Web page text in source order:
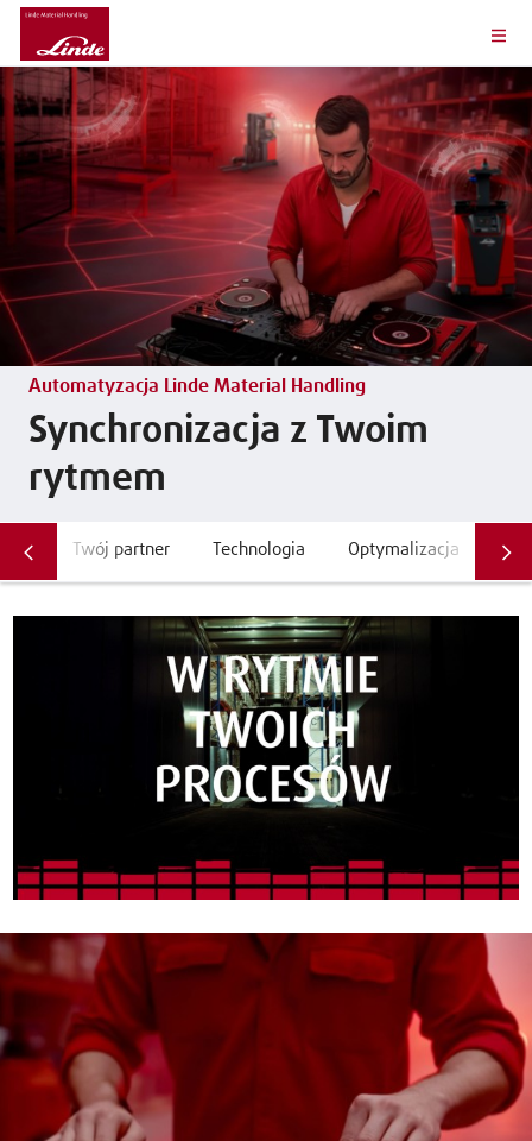
Automatyzacja Linde Material Handling
Synchronizacja z Twoim
rytmem
Twój partner Technologia Optymalizacja